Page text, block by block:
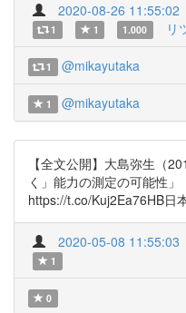
2020-08-26 11:55:02
1 1 1.000 リ
1 @mikayutaka
1 @mikayutaka
【全文公開】大島弥生（
く」能力の測定の可能性
https://t.co/Kuj2Ea76HB日
2020-05-08 11:55:03
1
0